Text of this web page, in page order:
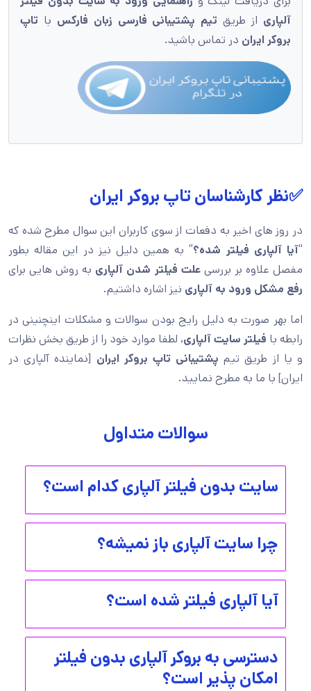
آلپاری از طریقتیم پشتیبانی فارسی زبان فارکس با تاپ
بروکر ایران در تماس باشید.
✅نظر کارشناسان تاپ بروکر ایران
در روز های اخیر به دفعات از سوی کاربران این سوال مطرح شده که
“آیا آلپاری فیلتر شده؟” به همین دلیل نیز در این مقاله بطور
مفصل علاوه بر بررسیعلت فیلتر شدن آلپاری به روش هایی برای
رفع مشکل ورود به آلپاری نیز اشاره داشتیم.
اما بهر صورت به دلیل رایج بودن سوالات و مشکلات اینچنینی در
رابطه با فیلتر سایت آلپاری، لطفا موارد خود را از طریق بخش نظرات
و یا از طریق تیم پشتیبانی تاپ بروکر ایران [نماینده آلپاری در
ایران] با ما به مطرح نمایید.
سوالات متداول
سایت بدون فیلتر آلپاری کدام است؟
چرا سایت آلپاری باز نمیشه؟
آیا آلپاری فیلتر شده است؟
دسترسی به بروکر آلپاری بدون فیلتر
امکان پذیر است؟